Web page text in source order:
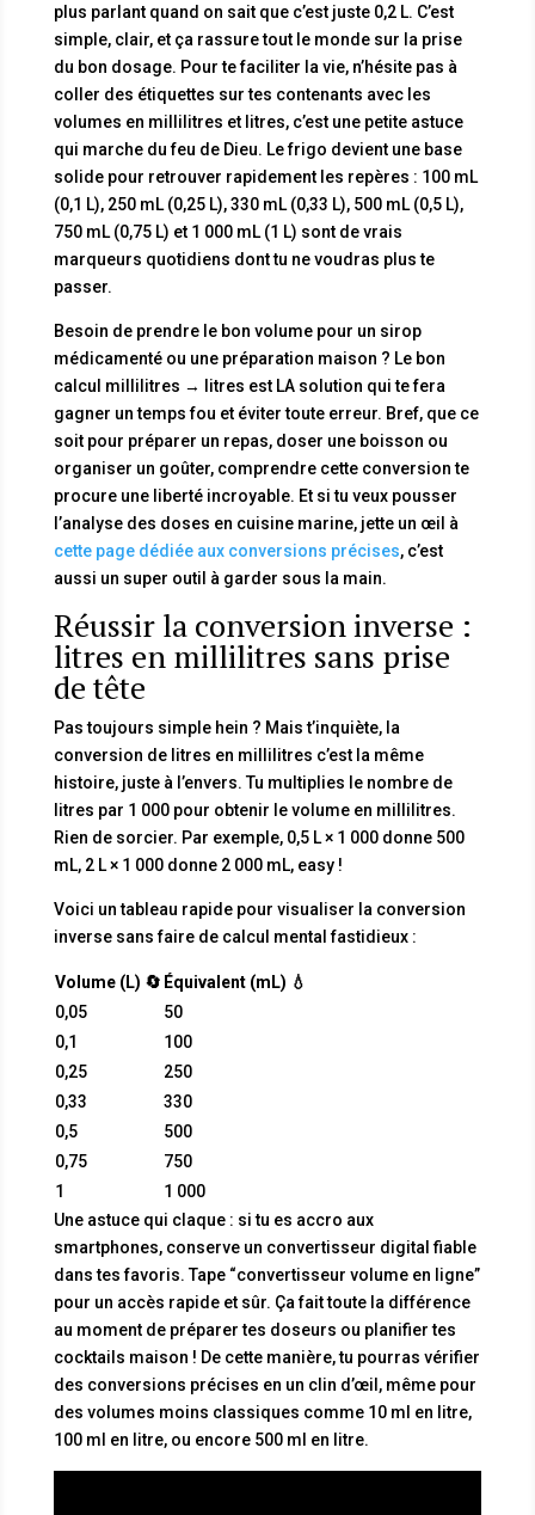
plus parlant quand on sait que c’est juste 0,2 L. C’est
simple, clair, et ça rassure tout le monde sur la prise
du bon dosage. Pour te faciliter la vie, n’hésite pas à
coller des étiquettes sur tes contenants avec les
volumes en millilitres et litres, c’est une petite astuce
qui marche du feu de Dieu. Le frigo devient une base
solide pour retrouver rapidement les repères : 100 mL
(0,1 L), 250 mL (0,25 L), 330 mL (0,33 L), 500 mL (0,5 L),
750 mL (0,75 L) et 1 000 mL (1 L) sont de vrais
marqueurs quotidiens dont tu ne voudras plus te
passer.
Besoin de prendre le bon volume pour un sirop
médicamenté ou une préparation maison ? Le bon
calcul millilitres → litres est LA solution qui te fera
gagner un temps fou et éviter toute erreur. Bref, que ce
soit pour préparer un repas, doser une boisson ou
organiser un goûter, comprendre cette conversion te
procure une liberté incroyable. Et si tu veux pousser
l’analyse des doses en cuisine marine, jette un œil à
cette page dédiée aux conversions précises, c’est
aussi un super outil à garder sous la main.
Réussir la conversion inverse :
litres en millilitres sans prise
de tête
Pas toujours simple hein ? Mais t’inquiète, la
conversion de litres en millilitres c’est la même
histoire, juste à l’envers. Tu multiplies le nombre de
litres par 1 000 pour obtenir le volume en millilitres.
Rien de sorcier. Par exemple, 0,5 L × 1 000 donne 500
mL, 2 L × 1 000 donne 2 000 mL, easy !
Voici un tableau rapide pour visualiser la conversion
inverse sans faire de calcul mental fastidieux :
Volume (L) 🔄 Équivalent (mL) 💧
0,05
50
0,1
100
0,25
250
0,33
330
0,5
500
0,75
750
1
1 000
Une astuce qui claque : si tu es accro aux
smartphones, conserve un convertisseur digital fiable
dans tes favoris. Tape “convertisseur volume en ligne”
pour un accès rapide et sûr. Ça fait toute la différence
au moment de préparer tes doseurs ou planifier tes
cocktails maison ! De cette manière, tu pourras vérifier
des conversions précises en un clin d’œil, même pour
des volumes moins classiques comme 10 ml en litre,
100 ml en litre, ou encore 500 ml en litre.